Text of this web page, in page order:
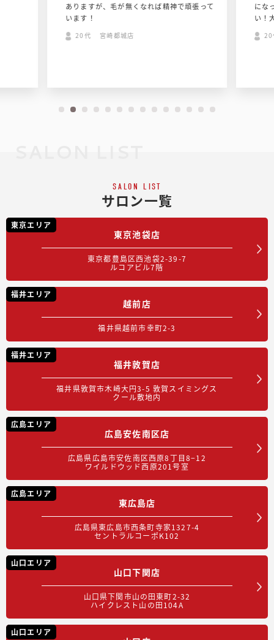
ありますが、毛が無くなれば精神で頑張って
います！
20代 宮崎都城店
にな
い！
SALON LIST
サロン一覧
東京エリア
東京池袋店
東京都豊島区西池袋2-39-7
ルコアビル7階
福井エリア
越前店
福井県越前市幸町2-3
福井エリア
福井敦賀店
福井県敦賀市木崎大円3-5 敦賀スイミングス
クール敷地内
広島エリア
広島安佐南区店
広島県広島市安佐南区西原8丁目8−12
ワイルドウッド西原201号室
広島エリア
東広島店
広島県東広島市西条町寺家1327-4
セントラルコーポK102
山口エリア
山口下関店
山口県下関市山の田東町2-32
ハイクレスト山の田104A
山口エリア